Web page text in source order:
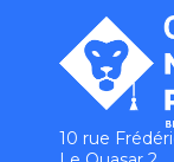
10 rue